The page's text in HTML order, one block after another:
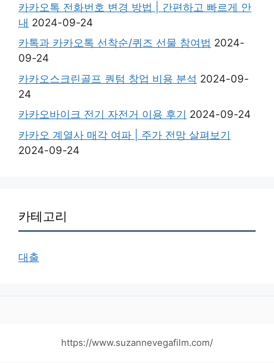
카카오톡 전화번호 변경 방법 | 간편하고 빠르게 안
내 2024-09-24
카톡과 카카오톡 선착순/퀴즈 선물 참여법 2024-
09-24
카카오스크린골프 퀀텀 창업 비용 분석 2024-09-
24
카카오바이크 전기 자전거 이용 후기 2024-09-24
카카오 계열사 매각 여파 | 주가 전망 살펴보기
2024-09-24
카테고리
대출
https://www.suzannevegafilm.com/